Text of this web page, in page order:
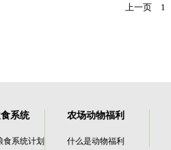
上一页 1
系统
食系统计划
农场动物福利
什么是动物福利